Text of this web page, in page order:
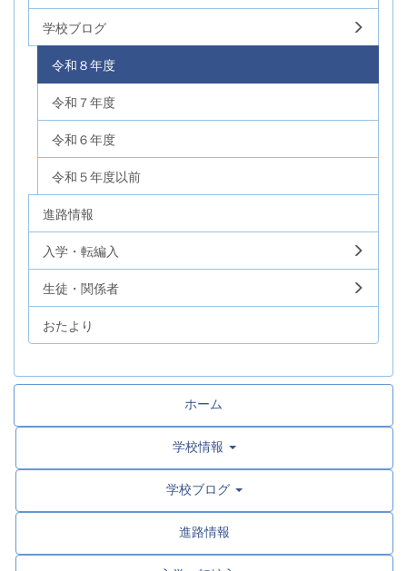
学校ブログ
令和８年度
令和７年度
令和６年度
令和５年度以前
進路情報
入学・転編入
生徒・関係者
おたより
ホーム
学校情報
学校ブログ
進路情報